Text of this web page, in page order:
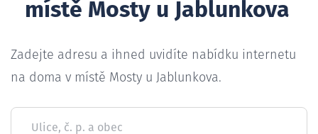
místě Mosty u Jablunkova
Zadejte adresu a ihned uvidíte nabídku internetu
na doma v místě Mosty u Jablunkova.
Ulice, č. p. a obec